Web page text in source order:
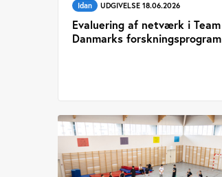
Idan UDGIVELSE 18.06.2026
Evaluering af netværk i Team
Danmarks forskningsprogram